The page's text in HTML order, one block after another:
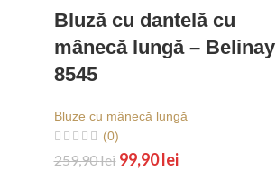
Bluză cu dantelă cu
mânecă lungă – Belinay
8545
Bluze cu mânecă lungă
(0)
259,90lei 99,90lei